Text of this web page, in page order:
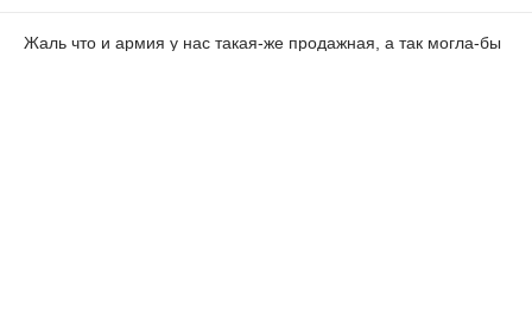
Жаль что и армия у нас такая-же продажная, а так могла-бы